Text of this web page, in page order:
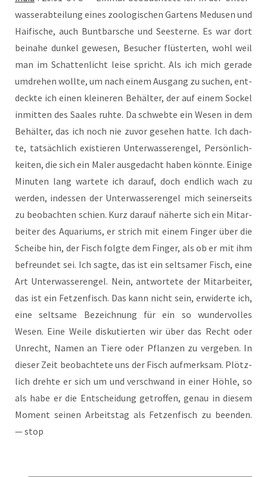
was­ser­ab­tei­lung eines zoo­lo­gi­schen Gar­tens Medu­sen und
Hai­fi­sche, auch Bunt­bar­sche und See­ster­ne. Es war dort
bei­na­he dun­kel gewe­sen, Besu­cher flüs­ter­ten, wohl weil
man im Schat­ten­licht lei­se spricht. Als ich mich gera­de
umdre­hen woll­te, um nach einem Aus­gang zu suchen, ent­
deck­te ich einen klei­ne­ren Behäl­ter, der auf einem Sockel
inmit­ten des Saa­les ruh­te. Da schweb­te ein Wesen in dem
Behäl­ter, das ich noch nie zuvor gese­hen hat­te. Ich dach­
te, tat­säch­lich exis­tie­ren Unter­was­se­r­en­gel, Per­sön­lich­
kei­ten, die sich ein Maler aus­ge­dacht haben könn­te. Eini­ge
Minu­ten lang war­te­te ich dar­auf, doch end­lich wach zu
wer­den, indes­sen der Unter­was­se­r­en­gel mich sei­ner­seits
zu beob­ach­ten schien. Kurz dar­auf näher­te sich ein Mit­ar­
bei­ter des Aqua­ri­ums, er strich mit einem Fin­ger über die
Schei­be hin, der Fisch folg­te dem Fin­ger, als ob er mit ihm
befreun­det sei. Ich sag­te, das ist ein selt­sa­mer Fisch, eine
Art Unter­was­se­r­en­gel. Nein, ant­wor­te­te der Mit­ar­bei­ter,
das ist ein Fet­zen­fisch. Das kann nicht sein, erwi­der­te ich,
eine selt­sa­me Bezeich­nung für ein so wun­der­vol­les
Wesen. Eine Wei­le dis­ku­tier­ten wir über das Recht oder
Unrecht, Namen an Tie­re oder Pflan­zen zu ver­ge­ben. In
die­ser Zeit beob­ach­te­te uns der Fisch auf­merk­sam. Plötz­
lich dreh­te er sich um und ver­schwand in einer Höh­le, so
als habe er die Ent­schei­dung getrof­fen, genau in die­sem
Moment sei­nen Arbeits­tag als Fet­zen­fisch zu been­den.
— stop